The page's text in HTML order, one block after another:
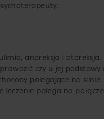
anoreksja i otoreksja.
czy u jej podstawy
polegające na silnie
leczenie polega na